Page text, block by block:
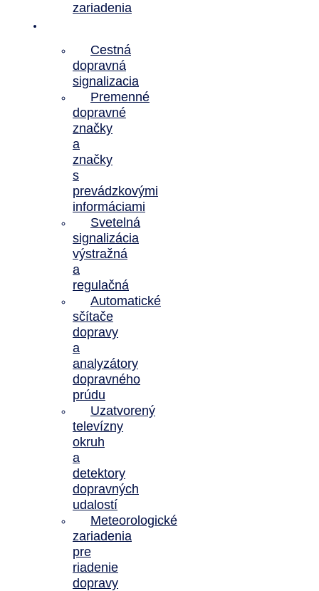
zariadenia
Cestná
dopravná
signalizacia
Premenné
dopravné
značky
a
značky
s
prevádzkovými
informáciami
Svetelná
signalizácia
výstražná
a
regulačná
Automatické
sčítače
dopravy
a
analyzátory
dopravného
prúdu
Uzatvorený
televízny
okruh
a
detektory
dopravných
udalostí
Meteorologické
zariadenia
pre
riadenie
dopravy